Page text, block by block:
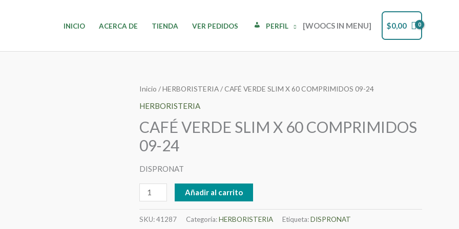
INICIO ACERCA DE TIENDA VER PEDIDOS PERFIL [WOOCS IN MENU] $0,00
Inicio /HERBORISTERIA/ CAFÉ VERDE SLIM X 60 COMPRIMIDOS 09-24
HERBORISTERIA
CAFÉ VERDE SLIM X 60 COMPRIMIDOS
09-24
DISPRONAT
CAFÉ
VERDE
X
60
09-
24
cantidad
Añadir al carrito
SKU:41287 Categoría:HERBORISTERIA Etiqueta:DISPRONAT